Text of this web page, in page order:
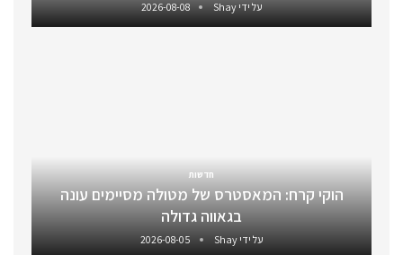
על ידיShay
2026-08-08
חדשות
הוקי קרח: המאסטרס של מטולה מסיימים עונה
בגאווה גדולה
על ידיShay
2026-08-05